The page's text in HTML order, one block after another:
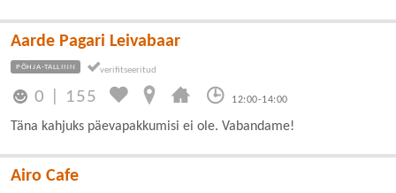
Aarde Pagari Leivabaar
PÕHJA-TALLINN
0 155 12:00-14:00
Täna kahjuks päevapakkumisi ei ole. Vabandame!
Airo Cafe